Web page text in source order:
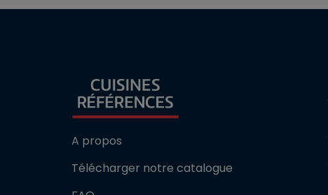
A propos
Télécharger notre catalogue